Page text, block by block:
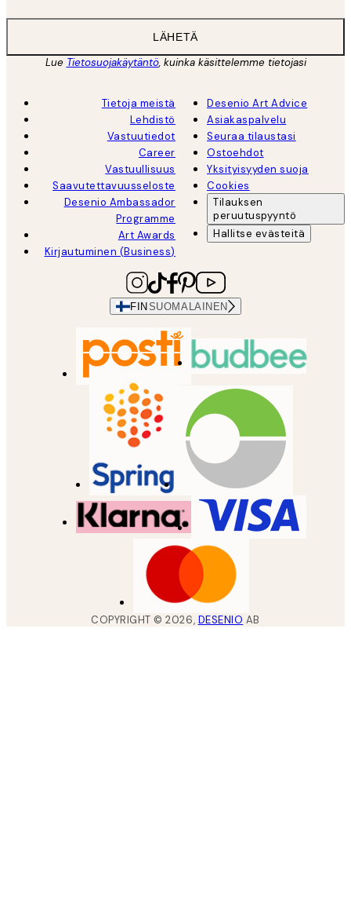
LÄHETÄ
Lue Tietosuojakäytäntö, kuinka käsittelemme tietojasi
Tietoja meistä
Lehdistö
Vastuutiedot
Career
Vastuullisuus
Saavutettavuusseloste
Desenio Ambassador
Programme
Art Awards
Kirjautuminen (Business)
Desenio Art Advice
Asiakaspalvelu
Seuraa tilaustasi
Ostoehdot
Yksityisyyden suoja
Cookies
Tilauksen
peruutuspyyntö
Hallitse evästeitä
FIN SUOMALAINEN
COPYRIGHT ©2026, DESENIO AB